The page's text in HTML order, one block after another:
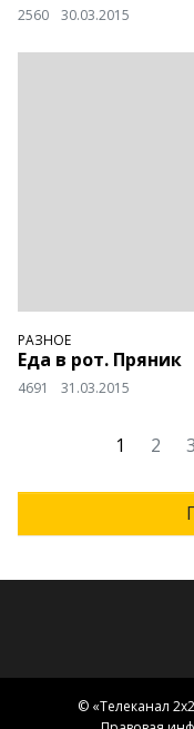
2560 30.03.2015
РАЗНОЕ
Еда в рот. Пряник
4691 31.03.2015
1 2 3
© «Телеканал 2x2